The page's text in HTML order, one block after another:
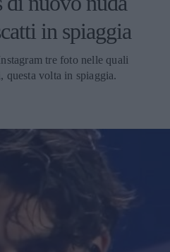
in spiaggia
tre foto nelle quali
questa volta in spiaggia.